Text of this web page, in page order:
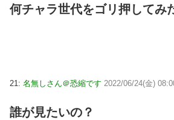
何チャラ世代をゴリ押してみ
21: 名無しさん＠恐縮です 2022/06/24(金)
誰が見たいの？